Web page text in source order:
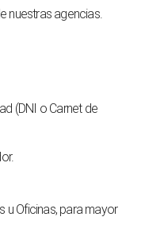
nuestras agencias.
(DNI o Carnet de
u Oficinas, para mayor